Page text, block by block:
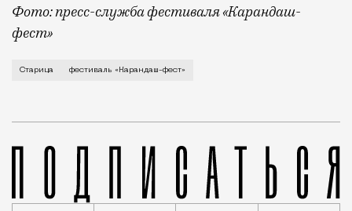
Фото: пресс-служба фестиваля «Карандаш-
фест»
В минувший уикенд маленькая Старица в
Старица фестиваль «Карандаш-фест»